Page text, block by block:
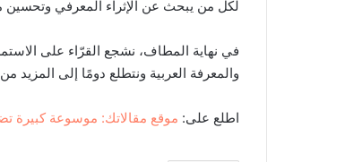
لكل من يبحث عن الإثراء المعرفي
في نهاية المطاف، نشجع القرّاء على
والمعرفة العربية ونتطلع دومًا إلى المزيد
اطلع على: موقع مقالاتك: موسوعة كبيرة